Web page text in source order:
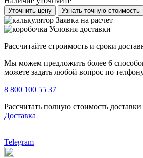
Уточнить цену Узнать точную стоимость
Заявка на расчет
Условия доставки
Рассчитайте строимость и сроки
Мы можем предложить более 6
можете задать любой вопрос по
8 800 100 55 37
Рассчитать полную стоимость
Доставка
Telegram